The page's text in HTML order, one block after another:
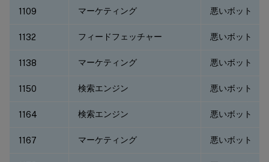
1109 マーケティング 悪いボット
1132 フィードフェッチャー 悪いボット
1138 マーケティング 悪いボット
1150 検索エンジン 悪いボット
1164 検索エンジン 悪いボット
1167 マーケティング 悪いボット